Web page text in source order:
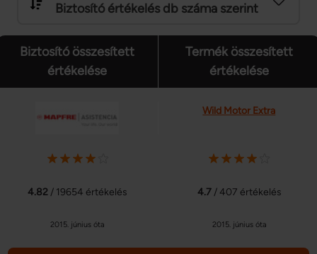
Biztosító értékelés db száma szerint
Biztosító összesített
értékelése
Termék összesített
értékelése
4.82 / 19654 értékelés
2015. június óta
Wild Motor Extra
4.7/ 407 értékelés
2015. június óta